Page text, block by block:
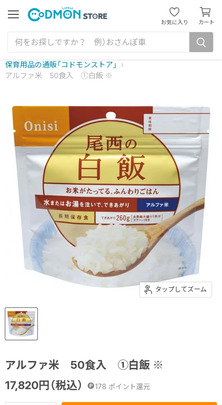
ュ
ー
お気に入り カート
カ
ー
ト
見
保育用品の通販「コドモンストア」
アルファ米 50食入 ①白飯 ※
タップしてズーム
アルファ米 50食入 ①白飯 ※
17,820円（税込） 178 ポイント還元